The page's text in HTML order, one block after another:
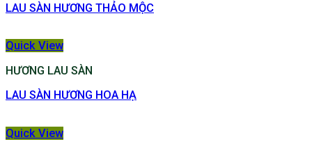
LAU SÀN HƯƠNG THẢO MỘC
Quick View
HƯƠNG LAU SÀN
LAU SÀN HƯƠNG HOA HẠ
Quick View